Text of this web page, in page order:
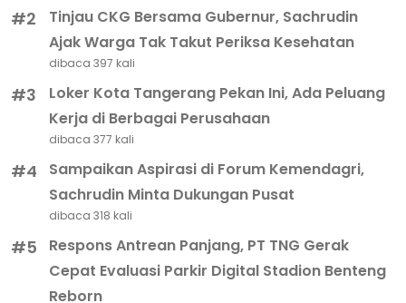
#2
Tinjau CKG Bersama Gubernur, Sachrudin
Ajak Warga Tak Takut Periksa Kesehatan
dibaca 397 kali
#3
Loker Kota Tangerang Pekan Ini, Ada Peluang
Kerja di Berbagai Perusahaan
dibaca 377 kali
#4
Sampaikan Aspirasi di Forum Kemendagri,
Sachrudin Minta Dukungan Pusat
dibaca 318 kali
#5
Respons Antrean Panjang, PT TNG Gerak
Cepat Evaluasi Parkir Digital Stadion Benteng
Reborn